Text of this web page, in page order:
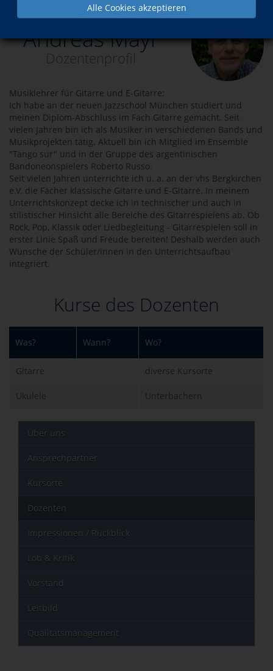
Alle Cookies akzeptieren
Andreas Mayr
Dozentenprofil
Musiklehrer für Gitarre und E-Gitarre:
Ich habe an der neuen Jazzschool München studiert und
meinen Diplom-Abschluss im Fach Gitarre gemacht. Seit
vielen Jahren bin ich als Musiker in verschiedenen Bands und
Musikprojekten tätig. Aktuell bin ich Mitglied im Ensemble
"Tango sur" und in der Gruppe des argentinischen
Bandoneonspielers Roberto Russo.
Seit vielen Jahren unterrichte ich u. a. an der vhs Bergkirchen
e.V. die Fächer klassische Gitarre und E-Gitarre. In meinem
Unterrichtskonzept decke ich in technischer und auch in
stilistischer Hinsicht alle Bereiche des Gitarrespielens ab. Ob
Rock, Pop, Klassik oder Liedbegleitung - Gitarrespielen soll in
erster Linie Spaß und Freude bereiten! Deshalb werden auch
Wünsche der Schüler/innen in den Unterrichtsaufbau
integriert.
Kurse des Dozenten
Was? Wann? Wo?
Gitarre diverse Kursorte
Ukulele Unterbachern
Über uns
Ansprechpartner
Kursorte
Dozenten
Impressionen / Rückblick
Lob & Kritik
Vorstand
Leitbild
Qualitätsmanagement